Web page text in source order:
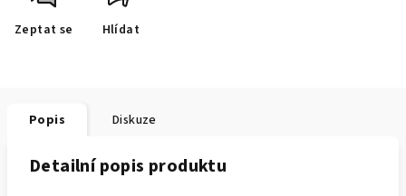
Zeptat se Hlídat
Popis Diskuze
Detailní popis produktu